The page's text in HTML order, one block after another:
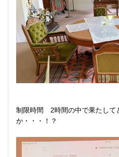
制限時間 2時間の中で果たして
か・・・！？